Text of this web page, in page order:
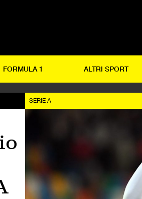
FORMULA 1 ALTRI SPORT
SERIE A